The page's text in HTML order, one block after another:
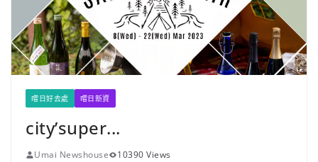
嚐日好去處 嚐日新資
city’super...
Umai Newshouse
10390 Views